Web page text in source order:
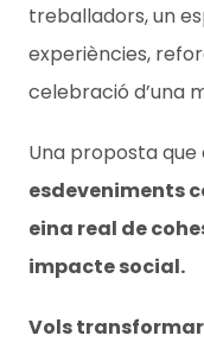
treballadors, un
experiències,
celebració d’una
Una proposta
esdeveniments
eina real de
impacte social.
Vols